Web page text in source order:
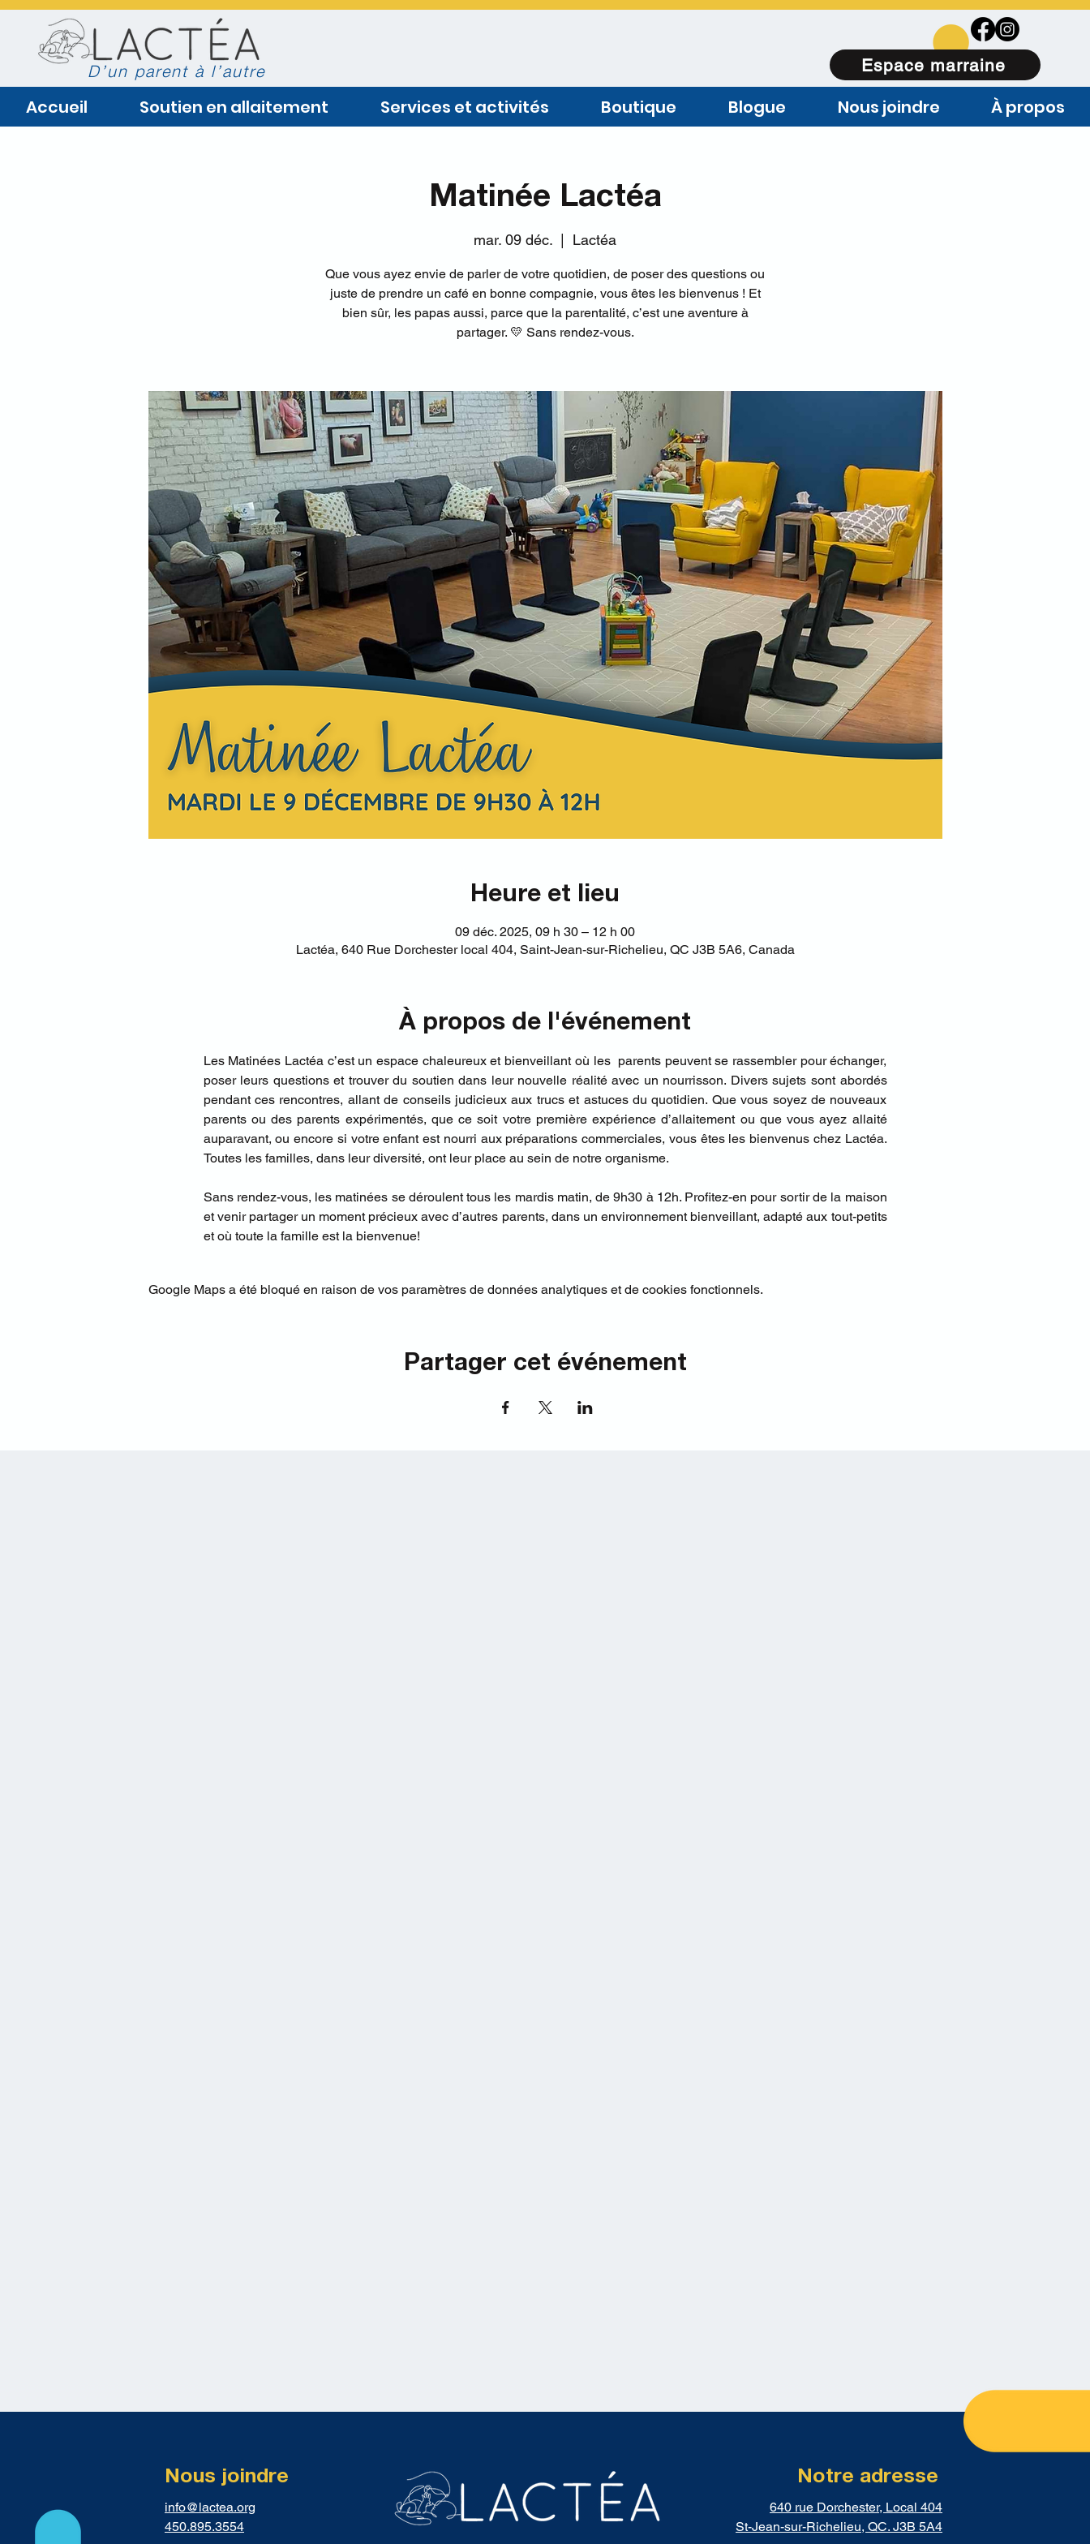
D’un parent à l’autre Espace marraine
Accueil Soutien en allaitement Services et activités Boutique Blogue Nous joindre À propos
Matinée Lactéa
mar. 09 déc.
  |
Lactéa
Que vous ayez envie de parler de votre quotidien, de poser des questions ou
juste de prendre un café en bonne compagnie, vous êtes les bienvenus ! Et
bien sûr, les papas aussi, parce que la parentalité, c’est une aventure à
partager. 💛 Sans rendez-vous.
Heure et lieu
09 déc. 2025, 09 h 30 – 12 h 00
Lactéa, 640 Rue Dorchester local 404, Saint-Jean-sur-Richelieu, QC J3B 5A6, Canada
À propos de l'événement
Les Matinées Lactéa c’est un espace chaleureux et bienveillant où les  parents peuvent se rassembler pour échanger,
poser leurs questions et trouver du soutien dans leur nouvelle réalité avec un nourrisson. Divers sujets sont abordés
pendant ces rencontres, allant de conseils judicieux aux trucs et astuces du quotidien. Que vous soyez de nouveaux
parents ou des parents expérimentés, que ce soit votre première expérience d’allaitement ou que vous ayez allaité
auparavant, ou encore si votre enfant est nourri aux préparations commerciales, vous êtes les bienvenus chez Lactéa.
Toutes les familles, dans leur diversité, ont leur place au sein de notre organisme.
Sans rendez-vous, les matinées se déroulent tous les mardis matin, de 9h30 à 12h.​ Profitez-en pour sortir de la maison
et venir partager un moment précieux avec d’autres parents, dans un environnement bienveillant, adapté aux tout-petits
et où toute la famille est la bienvenue!
Google Maps a été bloqué en raison de vos paramètres de données analytiques et de cookies fonctionnels.
Partager cet événement
Nous joindre
info@lactea.org
450.895.3554
Notre adresse
640 rue Dorchester, Local 404
St-Jean-sur-Richelieu, QC. J3B 5A4